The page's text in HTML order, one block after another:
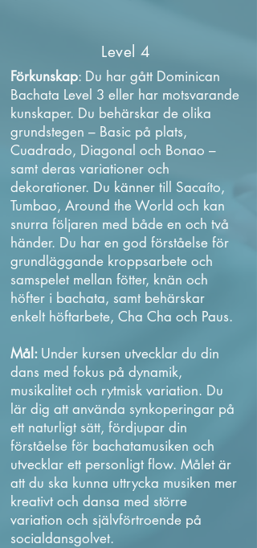
Level 4
Förkunskap: Du har gått Dominican
Bachata Level 3 eller har motsvarande
kunskaper. Du behärskar de olika
grundstegen – Basic på plats,
Cuadrado, Diagonal och Bonao –
samt deras variationer och
dekorationer. Du känner till Sacaíto,
Tumbao, Around the World och kan
snurra följaren med både en och två
händer. Du har en god förståelse för
grundläggande kroppsarbete och
samspelet mellan fötter, knän och
höfter i bachata, samt behärskar
enkelt höftarbete, Cha Cha och Paus.
Mål: Under kursen utvecklar du din
dans med fokus på dynamik,
musikalitet och rytmisk variation. Du
lär dig att använda synkoperingar på
ett naturligt sätt, fördjupar din
förståelse för bachatamusiken och
utvecklar ett personligt flow. Målet är
att du ska kunna uttrycka musiken mer
kreativt och dansa med större
variation och självförtroende på
socialdansgolvet.